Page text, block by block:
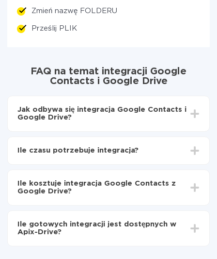
Zmień nazwę FOLDERU
Prześlij PLIK
FAQ na temat integracji Google
Contacts i Google Drive
Jak odbywa się integracja Google Contacts i
Google Drive?
do Google Drive
Google Contacts do Google Drive
Ile czasu potrzebuje integracja?
od 5 do 30 minut. Konfiguracja zajmuje średnio 10-15
minut.
Ile kosztuje integracja Google Contacts z
Google Drive?
Płacisz tylko za ilość danych, która faktycznie jest
przekazywana z jednego z Twoich systemów do
Ile gotowych integracji jest dostępnych w
Apix-Drive?